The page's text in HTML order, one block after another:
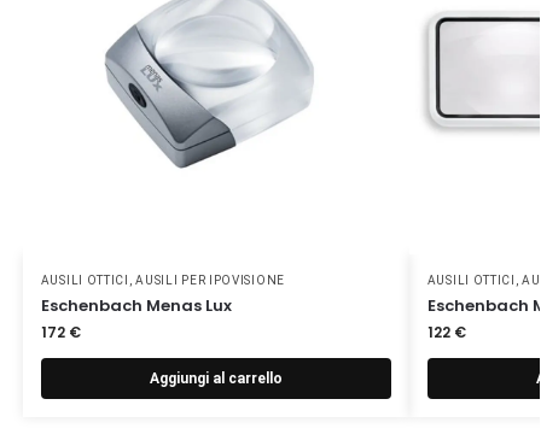
AUSILI OTTICI ,AUSILI PER IPOVISIONE
Eschenbach Menas Lux
172 €
Aggiungi al carrello
AUSILI OTTICI ,
Eschenbach
122 €